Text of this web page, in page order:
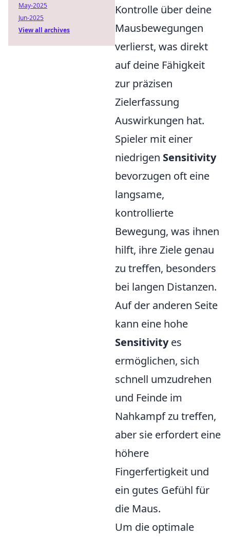
Kontrolle über deine
Mausbewegungen
verlierst, was direkt
auf deine Fähigkeit
zur präzisen
Zielerfassung
Auswirkungen hat.
Spieler mit einer
niedrigen Sensitivity
bevorzugen oft eine
langsame,
kontrollierte
Bewegung, was ihnen
hilft, ihre Ziele genau
zu treffen, besonders
bei langen Distanzen.
Auf der anderen Seite
kann eine hohe
Sensitivityes
ermöglichen, sich
schnell umzudrehen
und Feinde im
Nahkampf zu treffen,
aber sie erfordert eine
höhere
Fingerfertigkeit und
ein gutes Gefühl für
die Maus.
Um die optimale
May-2025
Jun-2025
View all archives